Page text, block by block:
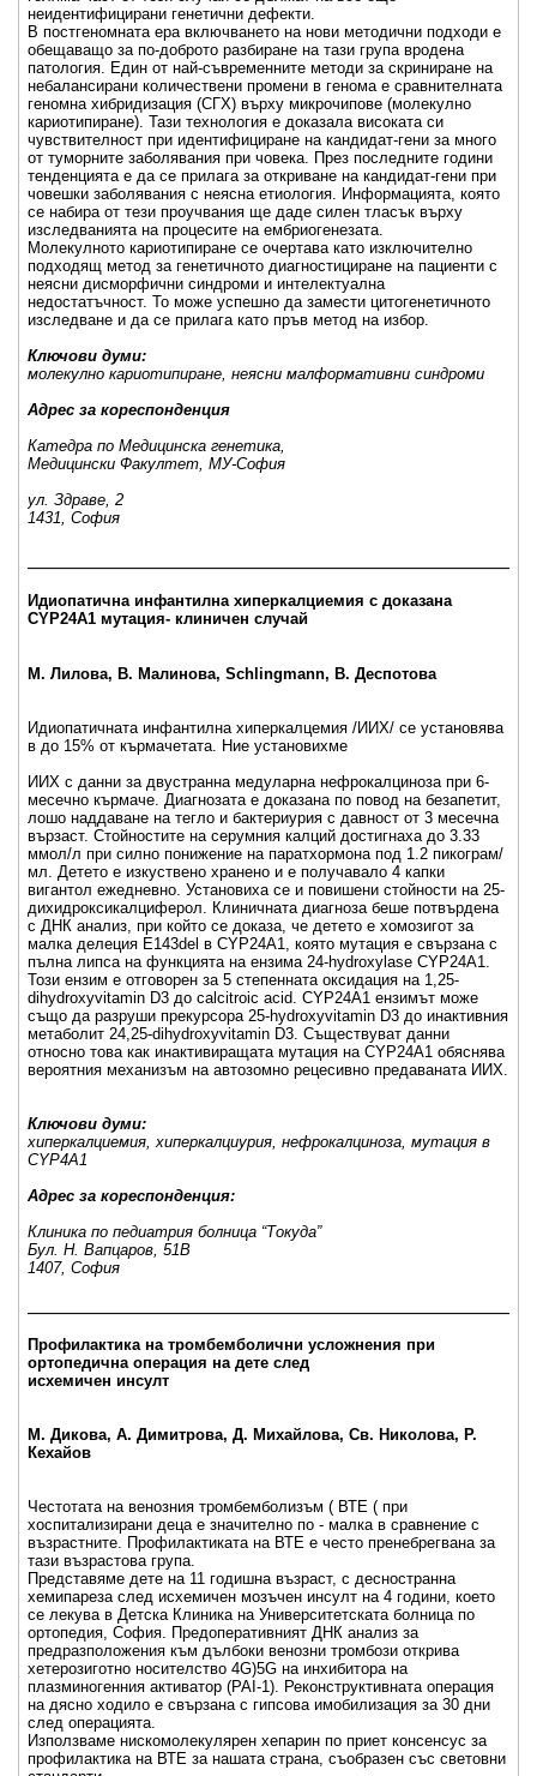
неидентифицирани генетични дефекти.
В постгеномната ера включването на нови методични подходи е
обещаващо за по-доброто разбиране на тази група вродена
патология. Един от най-съвременните методи за скриниране на
небалансирани количествени промени в генома е сравнителната
геномна хибридизация (СГХ) върху микрочипове (молекулно
кариотипиране). Тази технология е доказала високата си
чувствителност при идентифициране на кандидат-гени за много
от туморните заболявания при човека. През последните години
тенденцията е да се прилага за откриване на кандидат-гени при
човешки заболявания с неясна етиология. Информацията, която
се набира от тези проучвания ще даде силен тласък върху
изследванията на процесите на ембриогенезата.
Молекулното кариотипиране се очертава като изключително
подходящ метод за генетичното диагностициране на пациенти с
неясни дисморфични синдроми и интелектуална
недостатъчност. То може успешно да замести цитогенетичното
изследване и да се прилага като пръв метод на избор.
Ключови думи:
молекулно кариотипиране, неясни малформативни синдроми
Адрес за кореспонденция
Катедра по Медицинска генетика,
Медицински Факултет, МУ-София
ул. Здраве, 2
1431, София
Идиопатична инфантилна хиперкалциемия с доказана
CYP24A1 мутация- клиничен случай
М. Лилова, В. Малинова, Schlingmann, В. Деспотова
Идиопатичната инфантилна хиперкалцемия /ИИХ/ се установява
в до 15% от кърмачетата. Ние установихме
ИИХ с данни за двустранна медуларна нефрокалциноза при 6-
месeчно кърмаче. Диагнозата е доказана по повод на безапетит,
лошо наддаване на тегло и бактериурия с давност от 3 месечна
вързаст. Стойностите на серумния калций достигнаха до 3.33
ммол/л при силно понижение на паратхормона под 1.2 пикограм/
мл. Детето е изкуствено хранено и е получавало 4 капки
вигантол ежедневно. Установиха се и повишени стойности на 25-
дихидроксикалциферол. Клиничната диагноза беше потвърдена
с ДНК анализ, при който се доказа, че детето е хомозигот за
малка делеция Е143del в CYP24A1, която мутация е свързана с
пълна липса на функцията на ензима 24-hydroxylase CYP24A1.
Този ензим е отговорен за 5 степенната оксидация на 1,25-
dihydroxyvitamin D3 до calcitroic acid. CYP24A1 ензимът може
също да разруши прекурсора 25-hydroxyvitamin D3 до инактивния
метаболит 24,25-dihydroxyvitamin D3. Съществуват данни
относно това как инактивиращата мутация на CYP24A1 обяснява
вероятния механизъм на автозомно рецесивно предаваната ИИХ.
Ключови думи:
хиперкалциемия, хиперкалциурия, нефрокалциноза, мутация в
CYP4A1
Адрес за кореспонденция:
Клиника по педиатрия болница “Токуда”
Бул. Н. Вапцаров, 51B
1407, София
Профилактика на тромбемболични усложнения при
ортопедична операция на дете след
исхемичен инсулт
М. Дикова, А. Димитрова, Д. Михайлова, Св. Николова, Р.
Кехайов
Честотата на венозния тромбемболизъм ( ВТЕ ( при
хоспитализирани деца е значително по - малка в сравнение с
възрастните. Профилактиката на ВТЕ е често пренебрегвана за
тази възрастова група.
Представяме дете на 11 годишна възраст, с десностранна
хемипареза след исхемичен мозъчен инсулт на 4 години, което
се лекува в Детска Клиника на Университетската болница по
ортопедия, София. Предоперативният ДНК анализ за
предразположения към дълбоки венозни тромбози открива
хетерозиготно носителство 4G)5G на инхибитора на
плазминогенния активатор (PAI-1). Реконструктивната операция
на дясно ходило е свързана с гипсова имобилизация за 30 дни
след операцията.
Използваме нискомолекулярен хепарин по приет консенсус за
профилактика на ВТЕ за нашата страна, съобразен със световни